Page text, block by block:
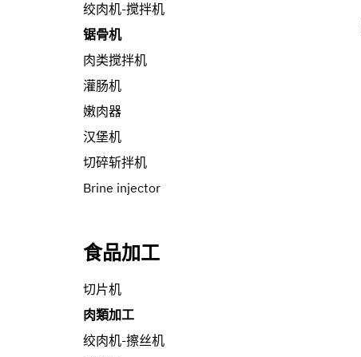
绞肉机-搅拌机
锯骨机
肉类搅拌机
灌肠机
嫩肉器
汉堡机
切碎斩拌机
Brine injector
食品加工
切片机
肉類加工
绞肉机-擦丝机